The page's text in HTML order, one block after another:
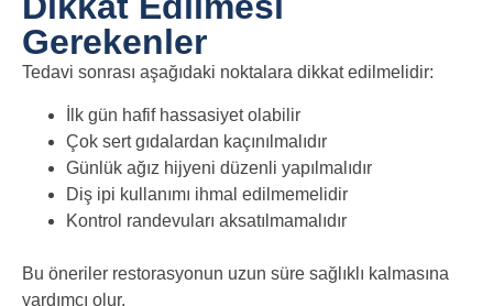
Gerekenler
Tedavi sonrası aşağıdaki noktalara dikkat edilmelidir:
İlk gün hafif hassasiyet olabilir
Çok sert gıdalardan kaçınılmalıdır
Günlük ağız hijyeni düzenli yapılmalıdır
Diş ipi kullanımı ihmal edilmemelidir
Kontrol randevuları aksatılmamalıdır
Bu öneriler restorasyonun uzun süre sağlıklı kalmasına
yardımcı olur.